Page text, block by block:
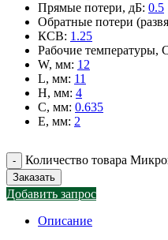
Прямые потери, дБ: 0.5
Обратные потери
КСВ: 1.25
Рабочие температуры,
W, мм: 12
L, мм: 11
H, мм: 4
C, мм: 0.635
E, мм: 2
Количество товара
Заказать
Добавить запрос
Описание